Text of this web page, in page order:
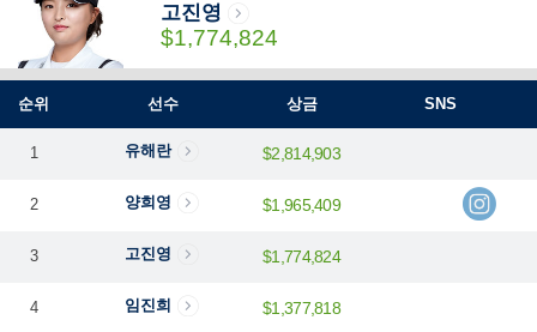
고진영
$1,774,824
순위 선수 상금 SNS
1 유해란 $2,814,903
2 양희영 $1,965,409
3 고진영 $1,774,824
4 임진희 $1,377,818